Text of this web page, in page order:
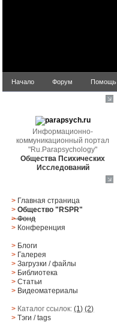
Начало Форум Помощь
Информационно-
коммуникационный портал
"Ru.Parapsychology"
Общества Психических
Исследований
> Главная страница
> Общество "RSPR"
> Фонд
> Конференция
> Блоги
> Галерея
> Загрузки/файлы
> Библиотека
> Статьи
> Видеоматериалы
> Каталог ссылок:(1) (2)
> Тэги/ tags